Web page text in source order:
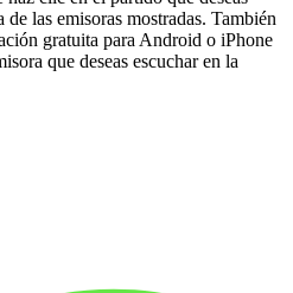
las emisoras mostradas. También
gratuita para Android o iPhone
que deseas escuchar en la